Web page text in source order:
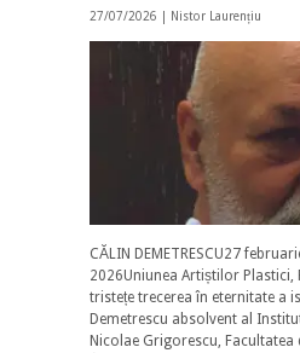
27/07/2026 | Nistor Laurențiu
CĂLIN DEMETRESCU27
2026Uniunea Artiștilor Plastici,
tristețe trecerea în eternitate a
Demetrescu absolvent al
Nicolae Grigorescu,